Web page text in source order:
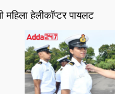
महिला हेलीकॉप्टर पायलट